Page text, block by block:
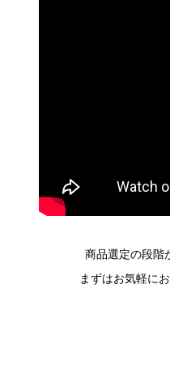
商品選定の段階
まずはお気軽に